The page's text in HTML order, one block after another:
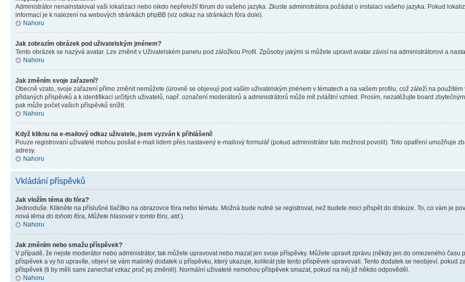
Administrátor nenainstaloval vaši lokalizaci nebo nikdo nepřeložil fórum do vašeho jazyka. Zkuste administrátora požádat o instalaci vašeho jazyka. Pokud
informací je k nalezení na webových stránkách phpBB (viz odkaz na stránkách fóra dole).
Nahoru
Jak zobrazím obrázek pod uživatelským jménem?
Tento obrázek se nazývá avatar. Lze změnit v Uživatelském panelu pod záložkou Profil. Způsoby jakými si můžete upravit avatar závisí na administrátorovi a
Nahoru
Jak změním svoje zařazení?
Obecně vzato, svoje zařazení přímo změnit nemůžete (úrovně se objevují pod vaším uživatelským jménem v tématech a na vašem profilu, což záleží na
přidaných příspěvků a k identifikaci určitých uživatelů, např. označení moderátorů a administrátorů může mít zvláštní vzhled. Prosím, nezatěžujte board
pak může počet vašich příspěvků snížit.
Nahoru
Když kliknu na e-mailový odkaz uživatele, jsem vyzván k přihlášení!
Pouze registrovaní uživatelé mohou posílat e-mail lidem přes nastavený e-mailový formulář (pokud administrátor tuto možnost povolil). Toto opatření umožňuje
adresy.
Nahoru
Vkládání příspěvků
Jak vložím téma do fóra?
Jednoduše. Klikněte na příslušné tlačítko na obrazovce fóra nebo tématu. Možná bude nutné se registrovat, než budete moci přispět do diskuze. To, co vám je
nová téma do tohoto fóra, Můžete hlasovat v tomto fóru, atd. ).
Nahoru
Jak změním nebo smažu příspěvek?
V případě, že nejste moderátor nebo administrátor, tak můžete upravovat nebo mazat jen svoje příspěvky. Můžete upravit zprávu (někdy jen do omezeného času
příspěvek a vy ho upravíte, objeví se vám malinký dodatek u příspěvku, který ukazuje, kolikrát jste tento příspěvek upravovali. Tento dodatek se neobjeví, pokud
příspěvek (ti by měli sami zanechat vzkaz proč jej změnili). Normální uživatelé nemohou příspěvek smazat, pokud na něj již někdo odpověděl.
Nahoru